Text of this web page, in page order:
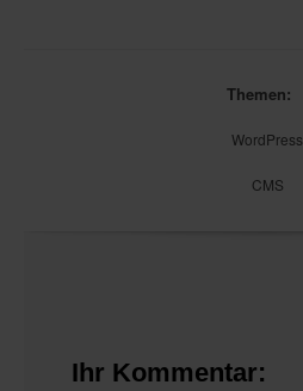
Themen:
WordPress
CMS
Ihr Kommentar: